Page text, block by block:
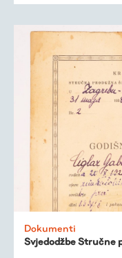
Dokumenti
Svjedodžbe Stručne